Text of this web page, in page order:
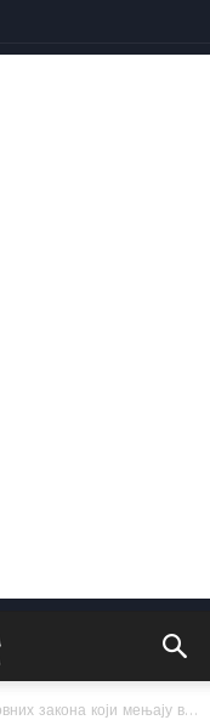
закона који мењају вашу судбину